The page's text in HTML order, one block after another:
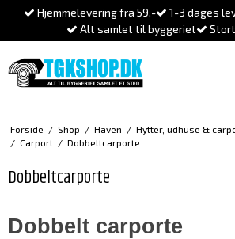
Hjemmelevering fra 59,-
1-3 dages
Alt samlet til byggeriet
Forside / Shop / Haven / Hytter, udhuse &
/ Carport / Dobbeltcarporte
Dobbeltcarporte
Dobbelt carporte